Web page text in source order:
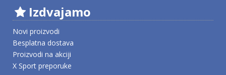
Izdvajamo
Novi proizvodi
Besplatna dostava
Proizvodi na akciji
X Sport preporuke